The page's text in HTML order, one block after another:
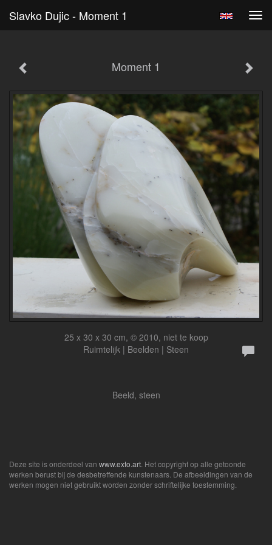
Slavko Dujic - Moment 1
Moment 1
25 x 30 x 30 cm, © 2010, niet te koop
Ruimtelijk | Beelden | Steen
Beeld, steen
Deze site is onderdeel van www.exto.art. Het copyright op alle getoonde
werken berust bij de desbetreffende kunstenaars. De afbeeldingen van de
werken mogen niet gebruikt worden zonder schriftelijke toestemming.